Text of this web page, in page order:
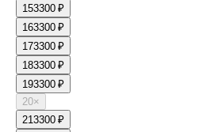
153300 ₽
163300 ₽
173300 ₽
183300 ₽
193300 ₽
20×
213300 ₽